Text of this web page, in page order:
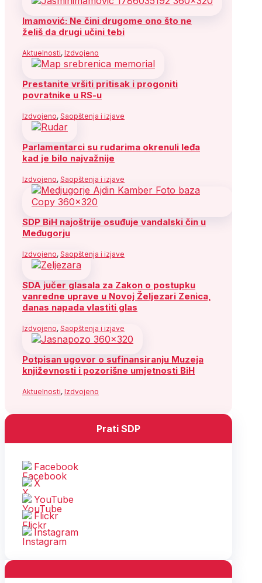
Imamović: Ne čini drugome ono što ne
želiš da drugi učini tebi
Aktuelnosti, Izdvojeno
Prestanite vršiti pritisak i progoniti
povratnike u RS-u
Izdvojeno, Saopštenja i izjave
Parlamentarci su rudarima okrenuli leđa
kad je bilo najvažnije
Izdvojeno, Saopštenja i izjave
SDP BiH najoštrije osuđuje vandalski čin u
Međugorju
Izdvojeno, Saopštenja i izjave
SDA jučer glasala za Zakon o postupku
vanredne uprave u Novoj Željezari Zenica,
danas napada vlastiti glas
Izdvojeno, Saopštenja i izjave
Potpisan ugovor o sufinansiranju Muzeja
književnosti i pozorišne umjetnosti BiH
Aktuelnosti, Izdvojeno
Prati SDP
Facebook
X
YouTube
Flickr
Instagram